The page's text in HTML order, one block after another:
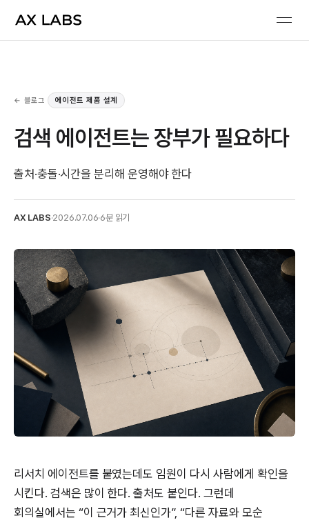
← 블로그 에이전트 제품 설계
검색 에이전트는 장부가 필요하다
출처·충돌·시간을 분리해 운영해야 한다
AX LABS·2026.07.06·6분 읽기
리서치 에이전트를 붙였는데도 임원이 다시 사람에게 확인을
시킨다. 검색은 많이 한다. 출처도 붙인다. 그런데
회의실에서는 “이 근거가 최신인가”, “다른 자료와 모순